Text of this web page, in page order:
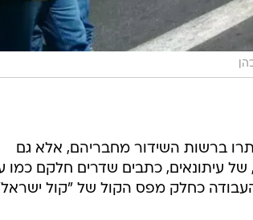
ברשות השידור מחבריהם, אלא גם
עיתונאים, כתבים שדרים חלקם כמו
העבודה כחלק מפס הקול של "קול